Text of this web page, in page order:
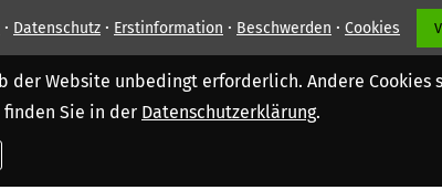
· Datenschutz · Erstinformation · Beschwerden · Cookies
der Website unbedingt erforderlich. Andere
Sie in der Datenschutzerklärung.